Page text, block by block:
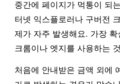
중간에 페이지가 먹통이 되
터넷 익스플로러나 구버전
제가 자주 발생해요. 가장
크롬이나 엣지를 사용하는
처음에 안내받은 금액 외에